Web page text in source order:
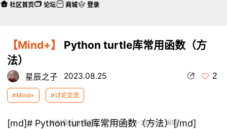
【Mind+】
Python turtle库常用函数（方
法）
星辰之子 2023.08.25 2
#Mind+ #讨论交流
本帖最后由 星辰之子 于 2023-8-29 19:51 编辑
[md]# Python turtle库常用函数（方法）[/md]
社区首页 论坛 商城 登录